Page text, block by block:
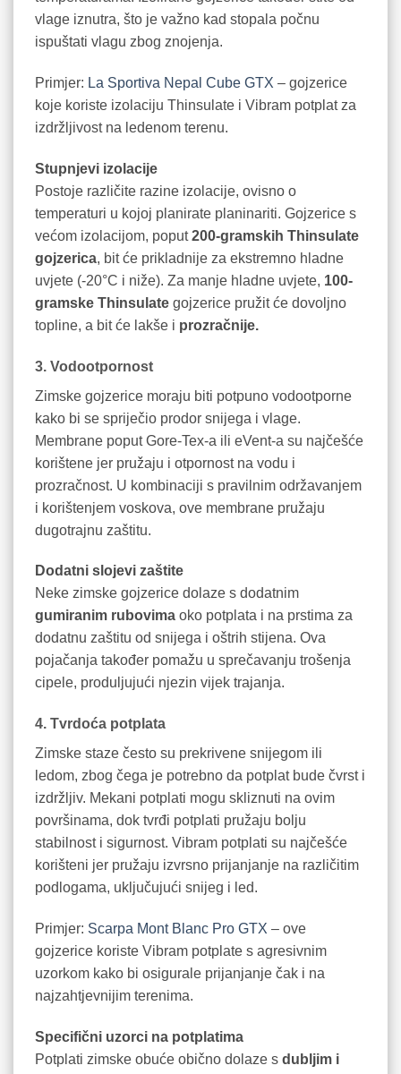
vlage iznutra, što je važno kad stopala počnu
ispuštati vlagu zbog znojenja.
Primjer: La Sportiva Nepal Cube GTX – gojzerice
koje koriste izolaciju Thinsulate i Vibram potplat za
izdržljivost na ledenom terenu.
Stupnjevi izolacije
Postoje različite razine izolacije, ovisno o
temperaturi u kojoj planirate planinariti. Gojzerice s
većom izolacijom, poput200-gramskih Thinsulate
gojzerica, bit će prikladnije za ekstremno hladne
uvjete (-20°C i niže). Za manje hladne uvjete, 100-
gramske Thinsulate gojzerice pružit će dovoljno
topline, a bit će lakše i prozračnije.
3. Vodootpornost
Zimske gojzerice moraju biti potpuno vodootporne
kako bi se spriječio prodor snijega i vlage.
Membrane poput Gore-Tex-a ili eVent-a su najčešće
korištene jer pružaju i otpornost na vodu i
prozračnost. U kombinaciji s pravilnim održavanjem
i korištenjem voskova, ove membrane pružaju
dugotrajnu zaštitu.
Dodatni slojevi zaštite
Neke zimske gojzerice dolaze s dodatnim
gumiranim rubovima oko potplata i na prstima za
dodatnu zaštitu od snijega i oštrih stijena. Ova
pojačanja također pomažu u sprečavanju trošenja
cipele, produljujući njezin vijek trajanja.
4. Tvrdoća potplata
Zimske staze često su prekrivene snijegom ili
ledom, zbog čega je potrebno da potplat bude čvrst i
izdržljiv. Mekani potplati mogu skliznuti na ovim
površinama, dok tvrđi potplati pružaju bolju
stabilnost i sigurnost. Vibram potplati su najčešće
korišteni jer pružaju izvrsno prijanjanje na različitim
podlogama, uključujući snijeg i led.
Primjer: Scarpa Mont Blanc Pro GTX – ove
gojzerice koriste Vibram potplate s agresivnim
uzorkom kako bi osigurale prijanjanje čak i na
najzahtjevnijim terenima.
Specifični uzorci na potplatima
Potplati zimske obuće obično dolaze s dubljim i